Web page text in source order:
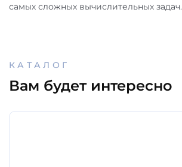
самых сложных вычислительных задач.
КАТАЛОГ
Вам будет интересно